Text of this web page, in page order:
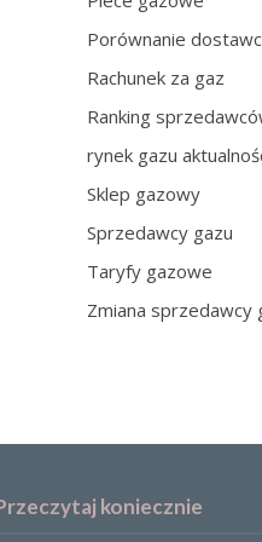
Porównanie
Rachunek za gaz
Ranking
rynek gazu
Sklep gazowy
Sprzedawcy gazu
Taryfy gazowe
Zmiana sprzedawcy
koniecznie